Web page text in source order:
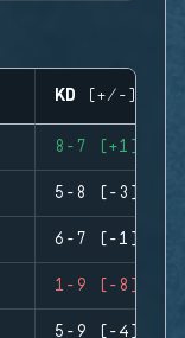
KD (+/-)
8-7 (+1)
5-8 (-3)
6-7 (-1)
1-9 (-8)
5-9 (-4)